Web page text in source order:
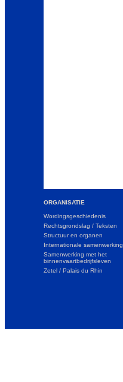
ORGANISATIE
Wordingsgeschiedenis
Rechtsgrondslag / Teksten
Structuur en organen
Internationale samenwerking
Samenwerking met het
binnenvaartbedrijfsleven
Zetel / Palais du Rhin